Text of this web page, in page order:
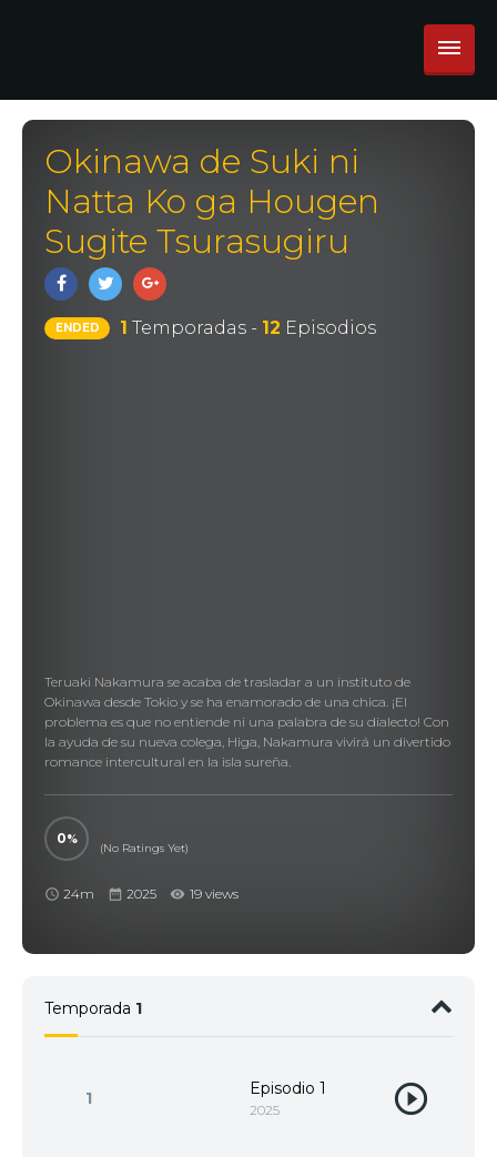
Okinawa de Suki ni
Natta Ko ga Hougen
Sugite Tsurasugiru
ENDED 1 Temporadas - 12 Episodios
Teruaki Nakamura se acaba de trasladar a un instituto de
Okinawa desde Tokio y se ha enamorado de una chica. ¡El
problema es que no entiende ni una palabra de su dialecto! Con
la ayuda de su nueva colega, Higa, Nakamura vivirá un divertido
romance intercultural en la isla sureña.
0
(No Ratings Yet)
24m 2025 19 views
Temporada 1
1 Episodio 1
2025